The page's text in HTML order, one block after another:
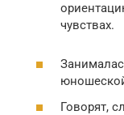
чувствах.
Говорят,